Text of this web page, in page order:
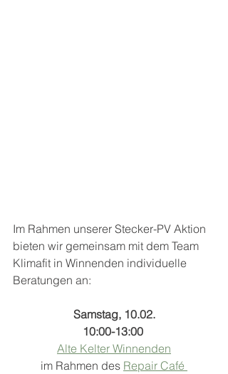
Im Rahmen unserer Stecker-PV Aktion
bieten wir gemeinsam mit dem Team
Klimafit in Winnenden individuelle
Beratungen an:
Samstag, 10.02.
10:00-13:00
Alte Kelter Winnenden
im Rahmen des Repair Café